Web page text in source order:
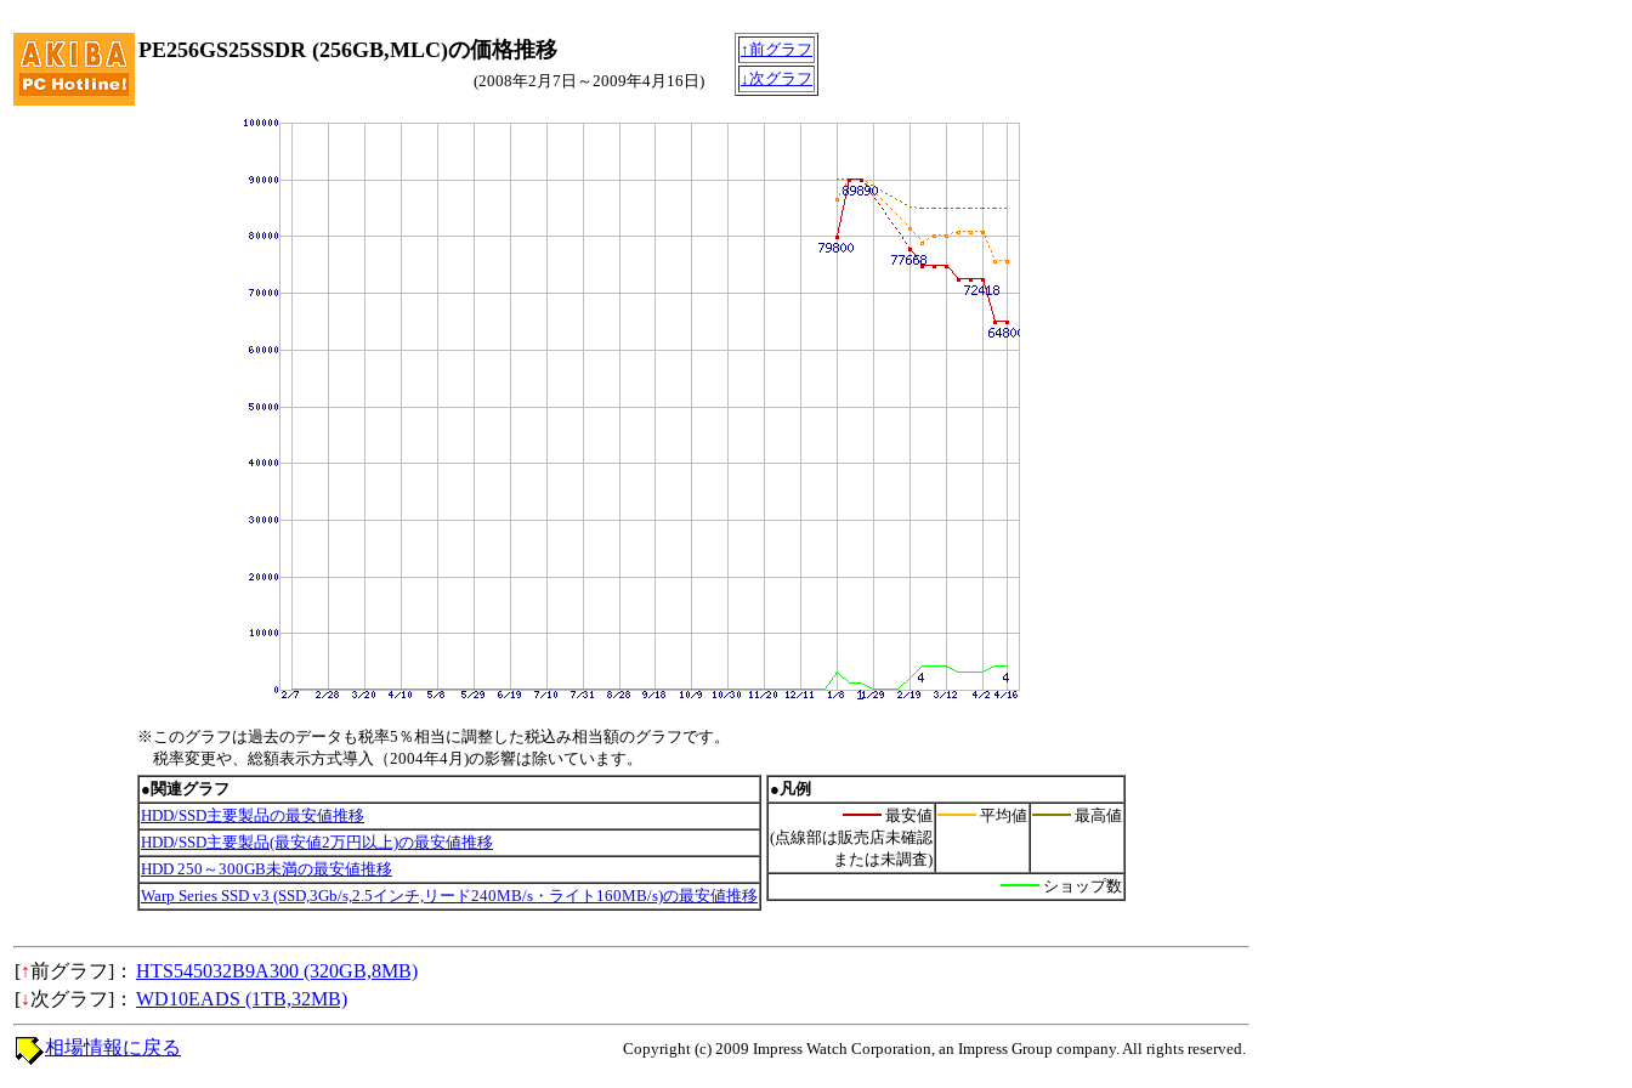
PE256GS25SSDR (256GB,MLC)の価格推移
↑前グラフ
↓次グラフ
(2008年2月7日～2009年4月16日)
※このグラフは過去のデータも税率5％相当に調整した税込み相当額のグラフです。
税率変更や、総額表示方式導入（2004年4月)の影響は除いています。
●関連グラフ
HDD/SSD主要製品の最安値推移
HDD/SSD主要製品(最安値2万円以上)の最安値推移
HDD 250～300GB未満の最安値推移
Warp Series SSD v3 (SSD,3Gb/s,2.5インチ,リード240MB/s・ライト160MB/s)の最安値推移
●凡例
最安値
(点線部は販売店未確認
または未調査)
平均値 最高値
ショップ数
[↑前グラフ]： HTS545032B9A300 (320GB,8MB)
[↓次グラフ]： WD10EADS (1TB,32MB)
Copyright (c) 2009 Impress Watch Corporation, an Impress Group company. All rights reserved.
相場情報に戻る